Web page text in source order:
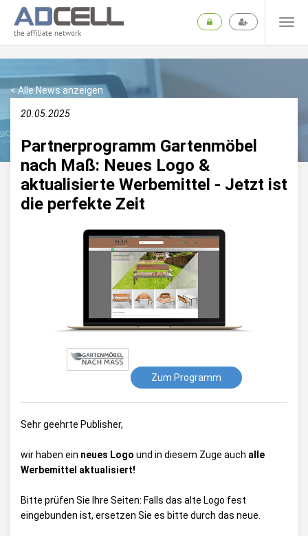
the affiliate network
< Alle News anzeigen
20.05.2025
Partnerprogramm Gartenmöbel
nach Maß: Neues Logo &
aktualisierte Werbemittel - Jetzt ist
die perfekte Zeit
Zum Programm
Sehr geehrte Publisher,
wir haben ein neues Logo und in diesem Zuge auch alle
Werbemittel aktualisiert!
Bitte prüfen Sie Ihre Seiten: Falls das alte Logo fest
eingebunden ist, ersetzen Sie es bitte durch das neue.